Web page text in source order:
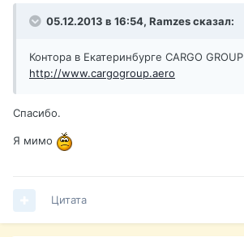
05.12.2013 в 16:54, Ramzes сказал:
Контора в Екатеринбурге CARGO GROUP
http://www.cargogroup.aero
Спасибо.
Я мимо
Цитата